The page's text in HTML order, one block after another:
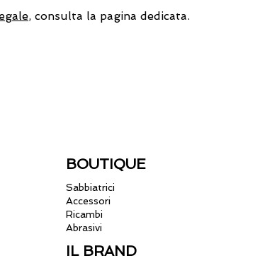
, consulta la pagina dedicata.
BOUTIQUE
Sabbiatrici
Accessori
Ricambi
Abrasivi
IL BRAND